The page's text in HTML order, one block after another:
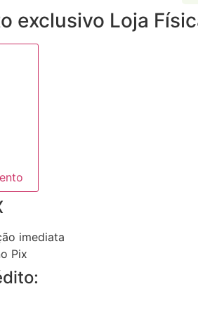
exclusivo Loja
imediata
Pix